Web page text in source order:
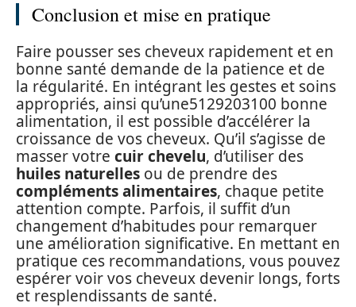
Conclusion et mise en pratique
Faire pousser ses cheveux rapidement et en
bonne santé demande de la patience et de
la régularité. En intégrant les gestes et soins
appropriés, ainsi qu’une5129203100 bonne
alimentation, il est possible d’accélérer la
croissance de vos cheveux. Qu’il s’agisse de
masser votre cuir chevelu, d’utiliser des
huiles naturelles ou de prendre des
compléments alimentaires, chaque petite
attention compte. Parfois, il suffit d’un
changement d’habitudes pour remarquer
une amélioration significative. En mettant en
pratique ces recommandations, vous pouvez
espérer voir vos cheveux devenir longs, forts
et resplendissants de santé.